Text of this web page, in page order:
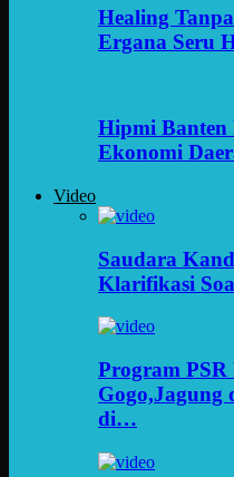
Healing
Ergana Seru
Hipmi
Ekonomi
Video
Saudara
Klarifikasi
Program PSR
Gogo,Jagung
di…